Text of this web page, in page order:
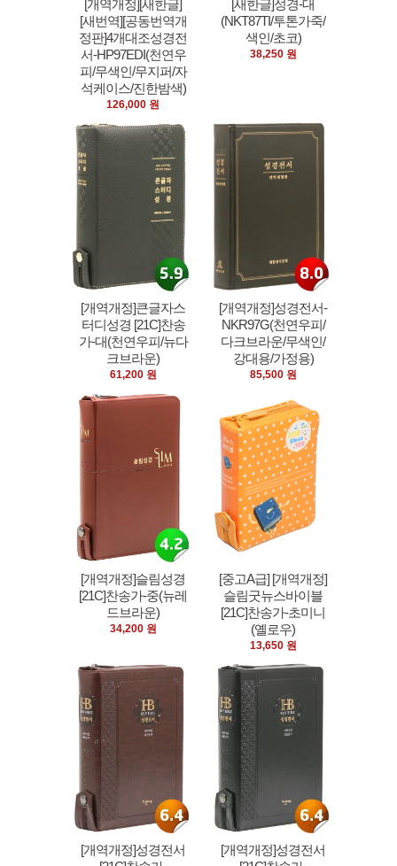
[개역개정][새한글]
[새번역][공동번역개
정판]4개대조성경전
서-HP97EDI(천연우
피/무색인/무지퍼/자
석케이스/진한밤색)
126,000 원
[새한글]성경-대
(NKT87TI/투톤가죽/
색인/초코)
38,250 원
[개역개정]큰글자스
터디성경 [21C]찬송
가-대(천연우피/뉴다
크브라운)
61,200 원
[개역개정]성경전서-
NKR97G(천연우피/
다크브라운/무색인/
강대용/가정용)
85,500 원
[개역개정]슬림성경
[21C]찬송가-중(뉴레
드브라운)
34,200 원
[중고A급] [개역개정]
슬림굿뉴스바이블
[21C]찬송가-초미니
(옐로우)
13,650 원
[개역개정]성경전서
[개역개정]성경전서